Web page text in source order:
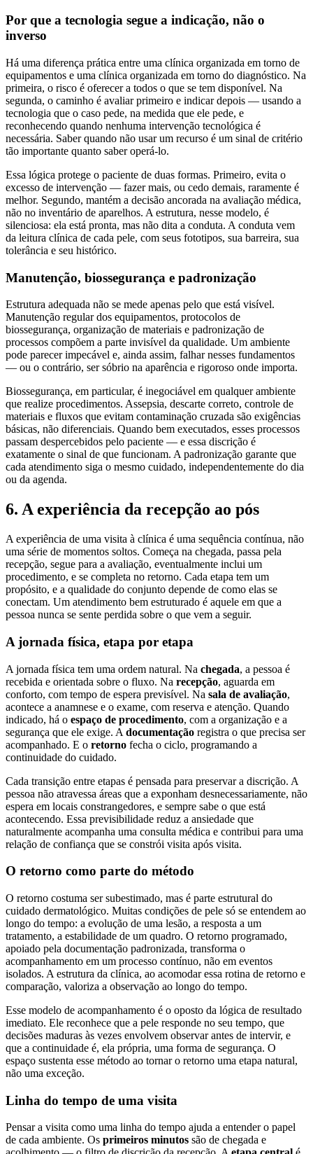
Por que a tecnologia segue a indicação, não o
inverso
Há uma diferença prática entre uma clínica organizada em torno de
equipamentos e uma clínica organizada em torno do diagnóstico. Na
primeira, o risco é oferecer a todos o que se tem disponível. Na
segunda, o caminho é avaliar primeiro e indicar depois — usando a
tecnologia que o caso pede, na medida que ele pede, e
reconhecendo quando nenhuma intervenção tecnológica é
necessária. Saber quando não usar um recurso é um sinal de critério
tão importante quanto saber operá-lo.
Essa lógica protege o paciente de duas formas. Primeiro, evita o
excesso de intervenção — fazer mais, ou cedo demais, raramente é
melhor. Segundo, mantém a decisão ancorada na avaliação médica,
não no inventário de aparelhos. A estrutura, nesse modelo, é
silenciosa: ela está pronta, mas não dita a conduta. A conduta vem
da leitura clínica de cada pele, com seus fototipos, sua barreira, sua
tolerância e seu histórico.
Manutenção, biossegurança e padronização
Estrutura adequada não se mede apenas pelo que está visível.
Manutenção regular dos equipamentos, protocolos de
biossegurança, organização de materiais e padronização de
processos compõem a parte invisível da qualidade. Um ambiente
pode parecer impecável e, ainda assim, falhar nesses fundamentos
— ou o contrário, ser sóbrio na aparência e rigoroso onde importa.
Biossegurança, em particular, é inegociável em qualquer ambiente
que realize procedimentos. Assepsia, descarte correto, controle de
materiais e fluxos que evitam contaminação cruzada são exigências
básicas, não diferenciais. Quando bem executados, esses processos
passam despercebidos pelo paciente — e essa discrição é
exatamente o sinal de que funcionam. A padronização garante que
cada atendimento siga o mesmo cuidado, independentemente do dia
ou da agenda.
6. A experiência da recepção ao pós
A experiência de uma visita à clínica é uma sequência contínua, não
uma série de momentos soltos. Começa na chegada, passa pela
recepção, segue para a avaliação, eventualmente inclui um
procedimento, e se completa no retorno. Cada etapa tem um
propósito, e a qualidade do conjunto depende de como elas se
conectam. Um atendimento bem estruturado é aquele em que a
pessoa nunca se sente perdida sobre o que vem a seguir.
A jornada física, etapa por etapa
A jornada física tem uma ordem natural. Na chegada, a pessoa é
recebida e orientada sobre o fluxo. Na recepção, aguarda em
conforto, com tempo de espera previsível. Na sala de avaliação,
acontece a anamnese e o exame, com reserva e atenção. Quando
indicado, há o espaço de procedimento, com a organização e a
segurança que ele exige. A documentação registra o que precisa ser
acompanhado. E o retorno fecha o ciclo, programando a
continuidade do cuidado.
Cada transição entre etapas é pensada para preservar a discrição. A
pessoa não atravessa áreas que a exponham desnecessariamente, não
espera em locais constrangedores, e sempre sabe o que está
acontecendo. Essa previsibilidade reduz a ansiedade que
naturalmente acompanha uma consulta médica e contribui para uma
relação de confiança que se constrói visita após visita.
O retorno como parte do método
O retorno costuma ser subestimado, mas é parte estrutural do
cuidado dermatológico. Muitas condições de pele só se entendem ao
longo do tempo: a evolução de uma lesão, a resposta a um
tratamento, a estabilidade de um quadro. O retorno programado,
apoiado pela documentação padronizada, transforma o
acompanhamento em um processo contínuo, não em eventos
isolados. A estrutura da clínica, ao acomodar essa rotina de retorno e
comparação, valoriza a observação ao longo do tempo.
Esse modelo de acompanhamento é o oposto da lógica de resultado
imediato. Ele reconhece que a pele responde no seu tempo, que
decisões maduras às vezes envolvem observar antes de intervir, e
que a continuidade é, ela própria, uma forma de segurança. O
espaço sustenta esse método ao tornar o retorno uma etapa natural,
não uma exceção.
Linha do tempo de uma visita
Pensar a visita como uma linha do tempo ajuda a entender o papel
de cada ambiente. Os primeiros minutos são de chegada e